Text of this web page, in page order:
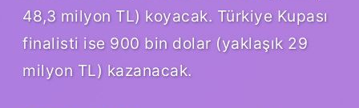
48,3 milyon TL) koyacak. Türkiye Kupası
finalisti ise 900 bin dolar (yaklaşık 29
milyon TL) kazanacak.